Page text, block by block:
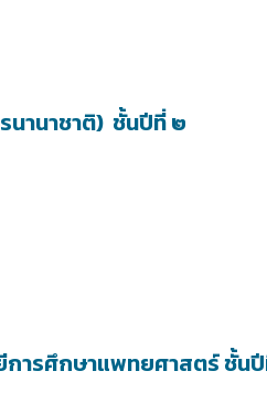
านาชาติ) ชั้นปีที่ ๒
การศึกษาแพทยศาสตร์ ชั้น